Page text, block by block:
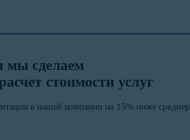
мы сделаем
стоимости услуг
в нашей компании на 15% ниже